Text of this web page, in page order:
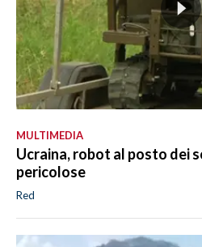
MULTIMEDIA
Ucraina, robot al posto dei
pericolose
Red